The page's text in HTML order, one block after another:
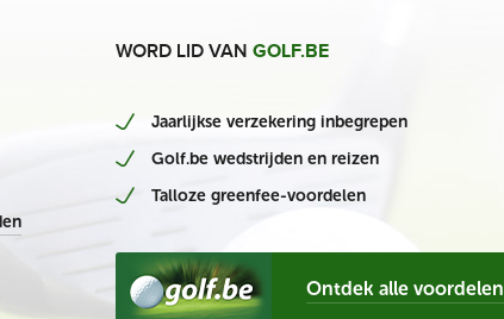
WORD LID VAN GOLF.BE
Jaarlijkse verzekering inbegrepen
Golf.be wedstrijden en reizen
Talloze greenfee-voordelen
Ontdek alle voordelen